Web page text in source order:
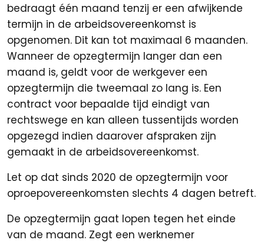
bedraagt één maand tenzij er een afwijkende
termijn in de arbeidsovereenkomst is
opgenomen. Dit kan tot maximaal 6 maanden.
Wanneer de opzegtermijn langer dan een
maand is, geldt voor de werkgever een
opzegtermijn die tweemaal zo lang is. Een
contract voor bepaalde tijd eindigt van
rechtswege en kan alleen tussentijds worden
opgezegd indien daarover afspraken zijn
gemaakt in de arbeidsovereenkomst.
Let op dat sinds 2020 de opzegtermijn voor
oproepovereenkomsten slechts 4 dagen betreft.
De opzegtermijn gaat lopen tegen het einde
van de maand. Zegt een werknemer